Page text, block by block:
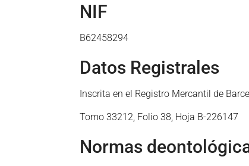
NIF
B62458294
Datos Registrales
Inscrita en el Registro Mercantil de
Tomo 33212, Folio 38, Hoja B-226147
Normas